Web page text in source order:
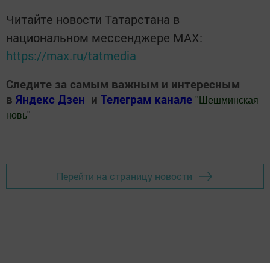
Читайте новости Татарстана в
национальном мессенджере MАХ:
https://max.ru/tatmedia
Следите за самым важным и интересным
в Яндекс Дзен и Телеграм канале " Шешминская
новь"
Перейти на страницу новости